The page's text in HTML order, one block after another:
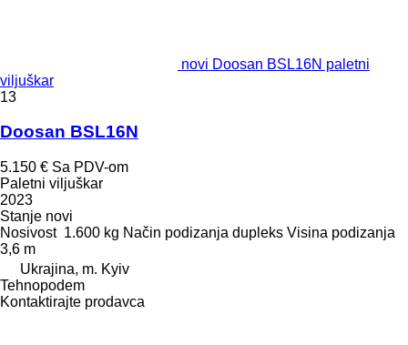
novi Doosan BSL16N paletni
viljuškar
13
Doosan BSL16N
5.150 € Sa PDV-om
Paletni viljuškar
2023
Stanje novi
Nosivost 1.600 kg Način podizanja dupleks Visina podizanja
3,6 m
Ukrajina, m. Kyiv
Tehnopodem
Kontaktirajte prodavca